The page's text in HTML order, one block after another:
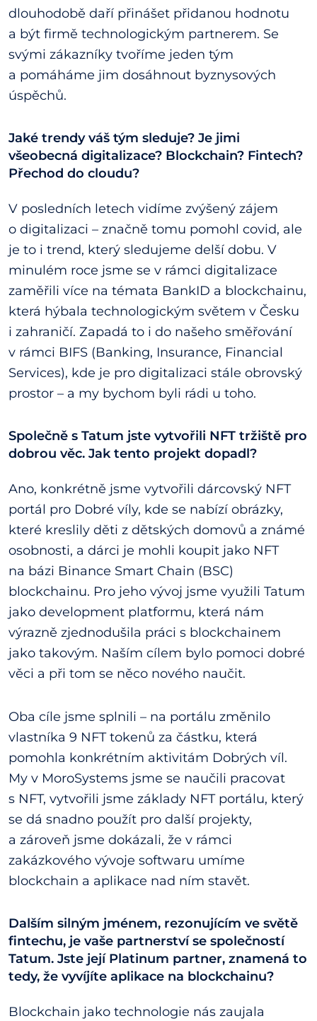
dlouhodobě daří přinášet přidanou hodnotu
a být firmě technologickým partnerem. Se
svými zákazníky tvoříme jeden tým
a pomáháme jim dosáhnout byznysových
úspěchů.
Jaké trendy váš tým sleduje? Je jimi
všeobecná digitalizace? Blockchain? Fintech?
Přechod do cloudu?
V posledních letech vidíme zvýšený zájem
o digitalizaci – značně tomu pomohl covid, ale
je to i trend, který sledujeme delší dobu. V
minulém roce jsme se v rámci digitalizace
zaměřili více na témata BankID a blockchainu,
která hýbala technologickým světem v Česku
i zahraničí. Zapadá to i do našeho směřování
v rámci BIFS (Banking, Insurance, Financial
Services), kde je pro digitalizaci stále obrovský
prostor – a my bychom byli rádi u toho.
Společně s Tatum jste vytvořili NFT tržiště pro
dobrou věc. Jak tento projekt dopadl?
Ano, konkrétně jsme vytvořili dárcovský NFT
portál pro Dobré víly, kde se nabízí obrázky,
které kreslily děti z dětských domovů a známé
osobnosti, a dárci je mohli koupit jako NFT
na bázi Binance Smart Chain (BSC)
blockchainu. Pro jeho vývoj jsme využili Tatum
jako development platformu, která nám
výrazně zjednodušila práci s blockchainem
jako takovým. Naším cílem bylo pomoci dobré
věci a při tom se něco nového naučit.
Oba cíle jsme splnili – na portálu změnilo
vlastníka 9 NFT tokenů za částku, která
pomohla konkrétním aktivitám Dobrých víl.
My v MoroSystems jsme se naučili pracovat
s NFT, vytvořili jsme základy NFT portálu, který
se dá snadno použít pro další projekty,
a zároveň jsme dokázali, že v rámci
zakázkového vývoje softwaru umíme
blockchain a aplikace nad ním stavět.
Dalším silným jménem, rezonujícím ve světě
fintechu, je vaše partnerství se společností
Tatum. Jste její Platinum partner, znamená to
tedy, že vyvíjíte aplikace na blockchainu?
Blockchain jako technologie nás zaujala